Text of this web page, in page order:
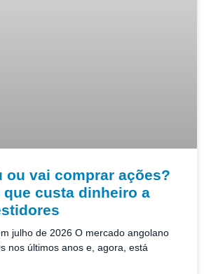
ou vai comprar ações?
que custa dinheiro a
julho de 2026 O mercado angolano
nos últimos anos e, agora, está